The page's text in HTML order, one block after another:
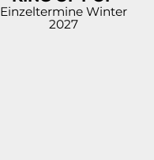
Einzeltermine Winter
2027